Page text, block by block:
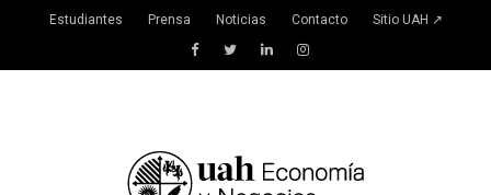
Estudiantes Prensa Noticias Contacto Sitio UAH ↗
FacebookTwitterLinkedInInstagram